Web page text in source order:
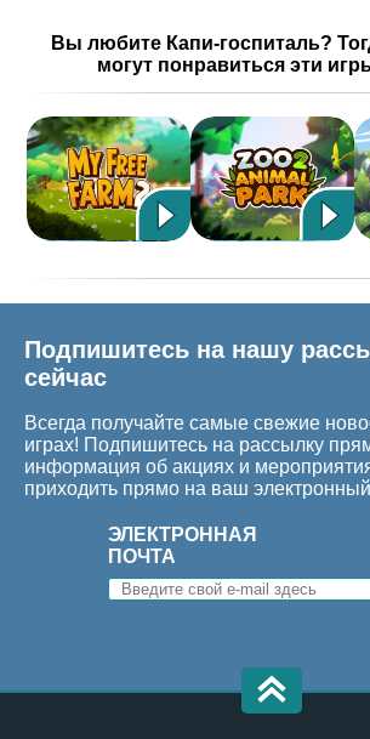
Вы любите Капи-госпиталь?
могут понравиться эти
Подпишитесь на нашу
сейчас
Всегда получайте самые свежие
играх! Подпишитесь на рассылку
информация об акциях и
приходить прямо на ваш
ЭЛЕКТРОННАЯ
ПОЧТА